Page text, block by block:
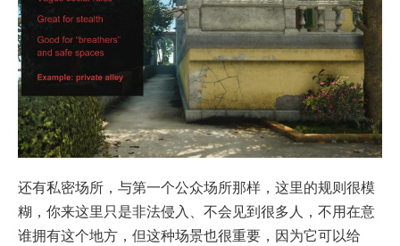
还有私密场所，与第一个公众场所那样，这里的规则很模
糊，你来这里只是非法侵入、不会见到很多人，不用在意
谁拥有这个地方，但这种场景也很重要，因为它可以给